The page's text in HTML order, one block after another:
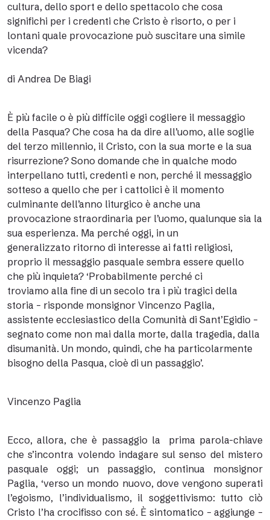
cultura, dello sport e dello spettacolo che cosa
significhi per i credenti che Cristo è risorto, o per i
lontani quale provocazione può suscitare una simile
vicenda?
di Andrea De Biagi
È più facile o è più difficile oggi cogliere il messaggio
della Pasqua? Che cosa ha da dire all’uomo, alle soglie
del terzo millennio, il Cristo, con la sua morte e la sua
risurrezione? Sono domande che in qualche modo
interpellano tutti, credenti e non, perché il messaggio
sotteso a quello che per i cattolici è il momento
culminante dell’anno liturgico è anche una
provocazione straordinaria per l’uomo, qualunque sia la
sua esperienza. Ma perché oggi, in un
generalizzato ritorno di interesse ai fatti religiosi,
proprio il messaggio pasquale sembra essere quello
che più inquieta? ‘Probabilmente perché ci
troviamo alla fine di un secolo tra i più tragici della
storia – risponde monsignor Vincenzo Paglia,
assistente ecclesiastico della Comunità di Sant’Egidio –
segnato come non mai dalla morte, dalla tragedia, dalla
disumanità. Un mondo, quindi, che ha particolarmente
bisogno della Pasqua, cioè di un passaggio’.
Vincenzo Paglia
Ecco, allora, che è passaggio la prima parola-chiave
che s’incontra volendo indagare sul senso del mistero
pasquale oggi; un passaggio, continua monsignor
Paglia, ‘verso un mondo nuovo, dove vengono superati
l’egoismo, l’individualismo, il soggettivismo: tutto ciò
Cristo l’ha crocifisso con sé. È sintomatico – aggiunge –